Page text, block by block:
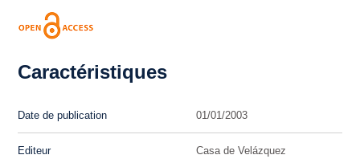
Caractéristiques
Date de publication 01/01/2003
Editeur Casa de Velázquez